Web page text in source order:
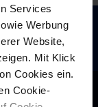
Services
Werbung
Website,
Mit Klick
Cookies ein.
Cookie-